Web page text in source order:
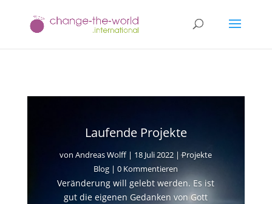
Laufende Projekte
vonAndreas Wolff| 18 Juli 2022 |Projekte
Blog | 0 Kommentieren
Veränderung will gelebt werden. Es ist
gut die eigenen Gedanken von Gott